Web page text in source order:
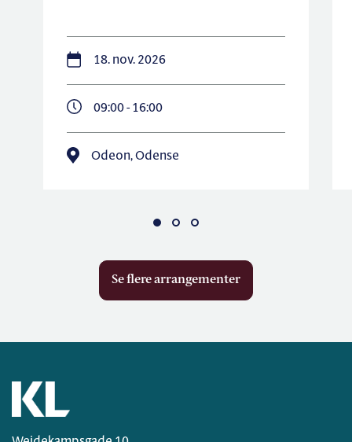
18. nov. 2026
09:00 - 16:00
Odeon, Odense
Se flere arrangementer